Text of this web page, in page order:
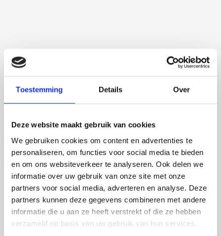
Toestemming Details Over
Deze website maakt gebruik van cookies
We gebruiken cookies om content en advertenties te
personaliseren, om functies voor social media te bieden
en om ons websiteverkeer te analyseren. Ook delen we
informatie over uw gebruik van onze site met onze
partners voor social media, adverteren en analyse. Deze
partners kunnen deze gegevens combineren met andere
informatie die u aan ze heeft verstrekt of die ze hebben
verzameld op basis van uw gebruik van hun services.
Context-aware phenotyping of cardiac
disease across translational models
4 september 2026